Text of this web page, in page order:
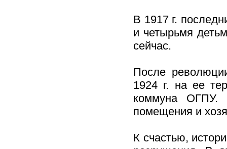
В 1917 г.
и четырьмя
сейчас.
После
1924 г. на ее
коммуна ОГПУ.
помещения и
К счастью,